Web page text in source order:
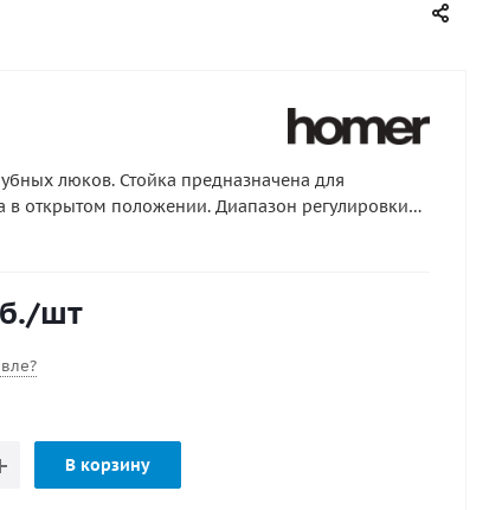
люков. Стойка предназначена для
в открытом положении. Диапазон регулировки
- нержавеющая сталь.
/шт
В корзину